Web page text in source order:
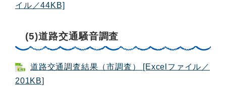
イル／44KB]
(5)道路交通騒音調査
道路交通調査結果（市調査） [Excelファイル／
201KB]